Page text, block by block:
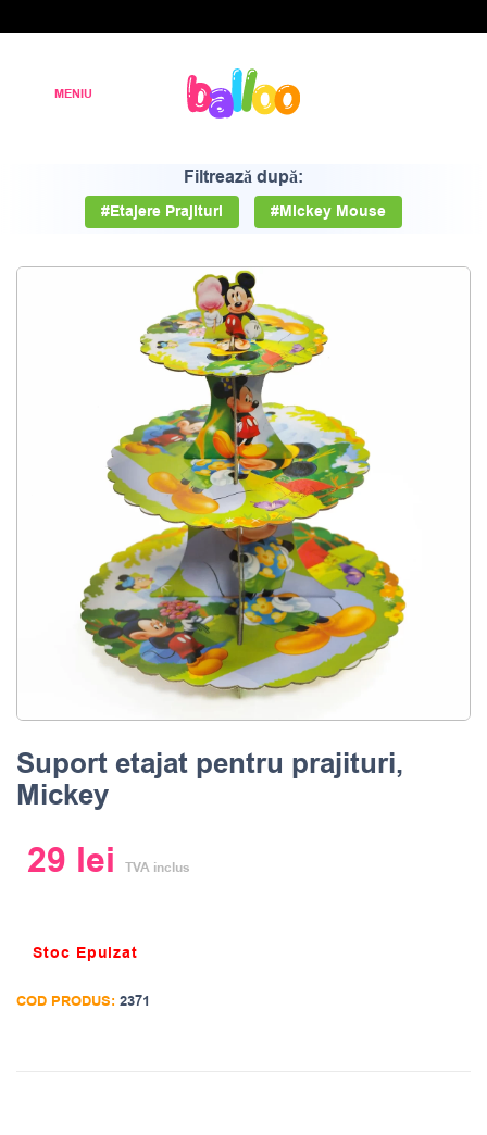
Filtrează după:
#Etajere Prajituri #Mickey Mouse
Suport etajat pentru prajituri,
Mickey
29 lei TVA inclus
Stoc Epuizat
COD PRODUS: 2371